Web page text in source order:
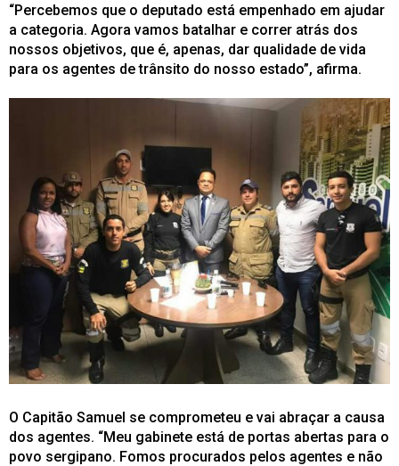
“Percebemos que o deputado está empenhado em ajudar
a categoria. Agora vamos batalhar e correr atrás dos
nossos objetivos, que é, apenas, dar qualidade de vida
para os agentes de trânsito do nosso estado”, afirma.
O Capitão Samuel se comprometeu e vai abraçar a causa
dos agentes. “Meu gabinete está de portas abertas para o
povo sergipano. Fomos procurados pelos agentes e não